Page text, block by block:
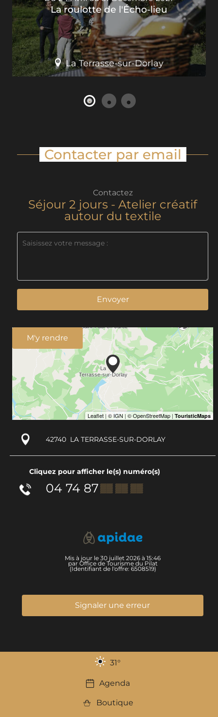
La roulotte de l'Écho-lieu
La Terrasse-sur-Dorlay
Contacter par email
Contactez
Séjour 2 jours - Atelier créatif
autour du textile
Envoyer
M'y rendre
42740 LA TERRASSE-SUR-DORLAY
Cliquez pour afficher le(s) numéro(s)
04 74 87▒▒ ▒▒ ▒▒
Mis à jour le 30 juillet 2026 à 15:46
par Office de Tourisme du Pilat
(Identifiant de l'offre: 6508519)
Signaler une erreur
31°
Agenda
Boutique